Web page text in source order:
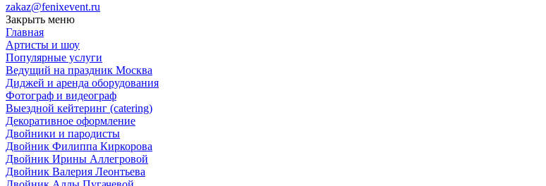
zakaz@fenixevent.ru
Закрыть меню
Главная
Артисты и шоу
Популярные услуги
Ведущий на праздник Москва
Диджей и аренда оборудования
Фотограф и видеограф
Выездной кейтеринг (catering)
Декоративное оформление
Двойники и пародисты
Двойник Филиппа Киркорова
Двойник Ирины Аллегровой
Двойник Валерия Леонтьева